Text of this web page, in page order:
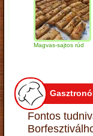
Magvas-sajtos rúd
Fontos